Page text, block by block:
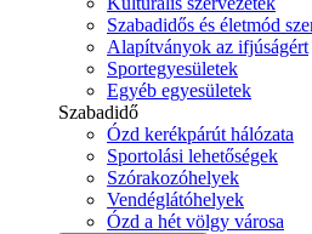
Szabadidős és életmód
Alapítványok az ifjúságért
Sportegyesületek
Egyéb egyesületek
Szabadidő
Ózd kerékpárút hálózata
Sportolási lehetőségek
Szórakozóhelyek
Vendéglátóhelyek
Ózd a hét völgy városa